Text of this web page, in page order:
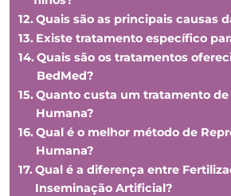
Quais são as principais causas
Existe tratamento específico
Quais são os tratamentos
BedMed?
Quanto custa um tratamento
Humana?
Qual é o melhor método de
Humana?
Qual é a diferença entre
Inseminação Artificial?